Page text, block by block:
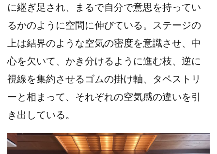
に継ぎ足され、まるで自分で意思を持ってい
るかのように空間に伸びている。ステージの
上は結界のような空気の密度を意識させ、中
心を欠いて、かき分けるように進む枝、逆に
視線を集約させるゴムの掛け軸、タペストリ
ーと相まって、それぞれの空気感の違いを引
き出している。